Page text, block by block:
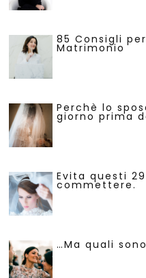
85 Consigli
Matrimonio
Perchè lo
giorno prima
Evita questi
commettere.
…Ma quali